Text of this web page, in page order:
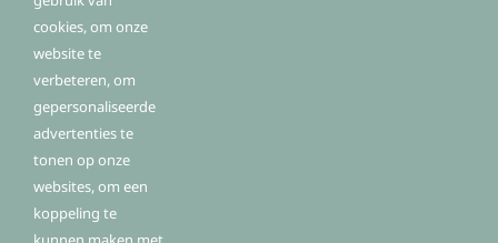
Algemeen
Contactgegevens
Openingstijden
Routebeschrijving
cookies, om onze
website te
verbeteren, om
gepersonaliseerde
advertenties te
tonen op onze
websites, om een
koppeling te